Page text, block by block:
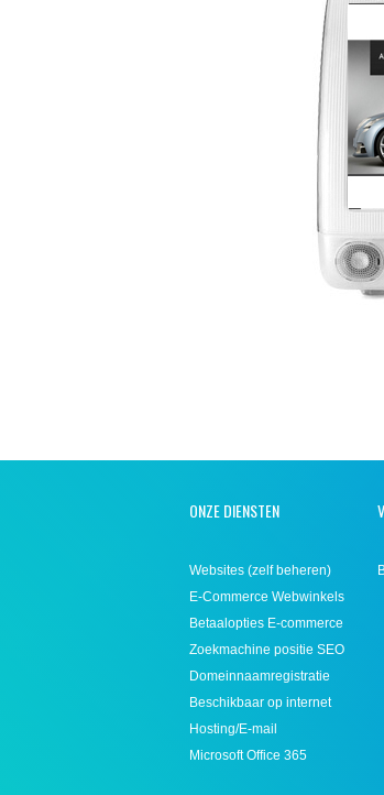
ONZE DIENSTEN
Websites (zelf beheren)
E-Commerce Webwinkels
Betaalopties E-commerce
Zoekmachine positie SEO
Domeinnaamregistratie
Beschikbaar op internet
Hosting/E-mail
Microsoft Office 365